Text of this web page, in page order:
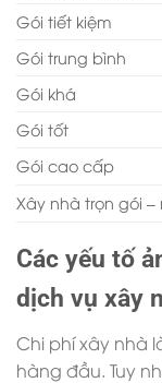
Gói tiết kiệm
Gói trung bình
Gói khá
Gói tốt
Gói cao cấp
Xây nhà trọn gói
Các yếu tố
dịch vụ xây
Chi phí xây nhà
hàng đầu. Tuy